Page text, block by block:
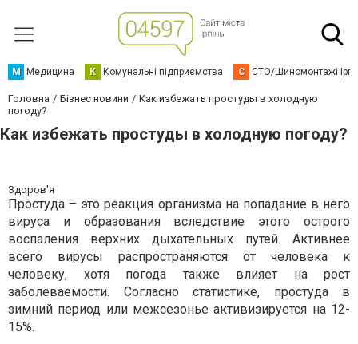
М Медицина К Комунальні підприємства С СТО/Шиномонтажі
Головна Бізнес новини
Как избежать простуды в холодную
погоду?
Как избежать простуды в холодную погоду?
Здоров'я
Простуда – это реакция организма на попадание в него
вируса и образования вследствие этого острого
воспаления верхних дыхательных путей. Активнее
всего вирусы распространяются от человека к
человеку, хотя погода также влияет на рост
заболеваемости. Согласно статистике, простуда в
зимний период или межсезонье активизируется на 12-
15%.